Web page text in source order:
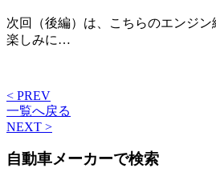
次回（後編）は、こちらのエンジ
楽しみに…
< PREV
一覧へ戻る
NEXT >
自動車メーカーで検索